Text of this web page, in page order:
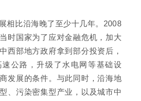
相比沿海晚了至少十几年。2008
时国家为了应对金融危机，加大
西部地方政府拿到部分投资后，
公路，升级了水电网等基础设
发展的条件。与此同时，沿海地
、污染密集型产业，以及城市中